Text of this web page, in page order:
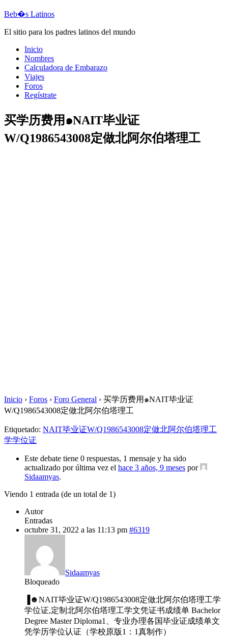
Beb�s Latinos
El sitio para los padres latinos del mundo
Inicio
Nombres
Calculadora de Embarazo
Viajes
Foros
Regístrate
买学历费用๑NAIT毕业证
W/Q1986543008定做北阿尔伯塔理工
Inicio › Foros › Foro General › 买学历费用๑NAIT毕业证
W/Q1986543008定做北阿尔伯塔理工
Etiquetado: NAIT毕业证W/Q1986543008定做北阿尔伯塔理工
学学位证
Este debate tiene 0 respuestas, 1 mensaje y ha sido
actualizado por última vez el hace 3 años, 9 meses por
Sidaamyas.
Viendo 1 entrada (de un total de 1)
Autor
Entradas
octubre 31, 2022 a las 11:13 pm #6319
Sidaamyas
Bloqueado
▐☻NAIT毕业证W/Q1986543008定做北阿尔伯塔理工学
学位证,定制北阿尔伯塔理工学文凭证书成绩单 Bachelor
Degree Master Diploma1、专业办理各国毕业证成绩单文
凭学历学位认证（学校原版1：1真制作）